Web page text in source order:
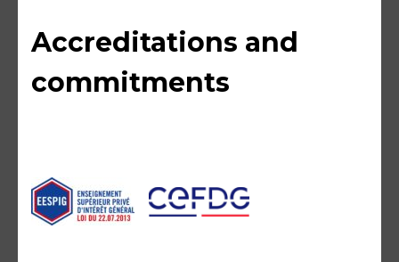
Accreditations and
commitments